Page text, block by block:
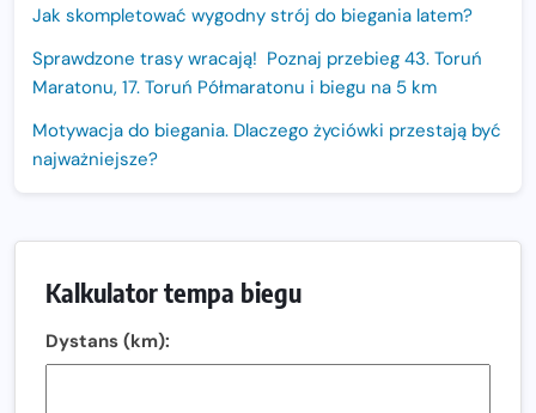
Jak skompletować wygodny strój do biegania latem?
Sprawdzone trasy wracają! Poznaj przebieg 43. Toruń
Maratonu, 17. Toruń Półmaratonu i biegu na 5 km
Motywacja do biegania. Dlaczego życiówki przestają być
najważniejsze?
Sprawdzony przebieg i profil stworzony do szybkiego
biegania
Kalkulator tempa biegu
Dystans (km):